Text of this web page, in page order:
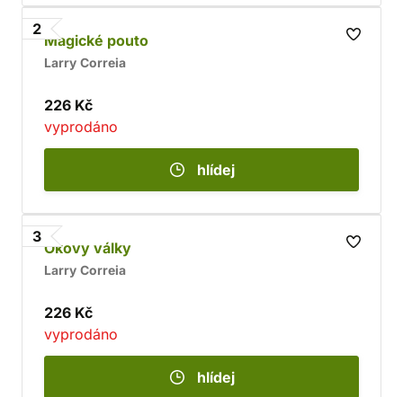
2
Magické pouto
Larry Correia
226 Kč
vyprodáno
hlídej
3
Okovy války
Larry Correia
226 Kč
vyprodáno
hlídej